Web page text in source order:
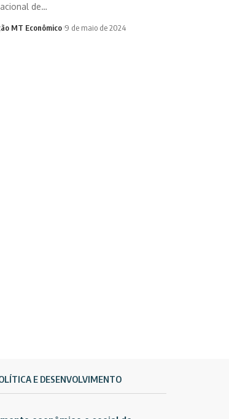
de…
MT Econômico 9 de maio de 2024
E DESENVOLVIMENTO